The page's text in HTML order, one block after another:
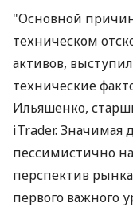
"Основной
техническом
активов,
технические
Ильяшенко,
iTrader. Значимая
пессимистично
перспектив
первого важного